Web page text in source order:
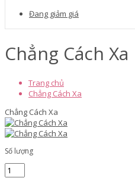
Đang giảm giá
Chẳng Cách Xa
Trang chủ
Chẳng Cách Xa
Chẳng Cách Xa
Số lượng